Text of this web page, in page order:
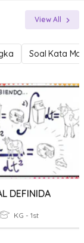
View All
Soal Kata
DEFINIDA
KG - 1st